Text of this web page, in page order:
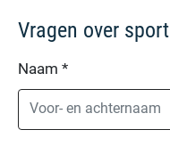
Vragen over sport
Naam *